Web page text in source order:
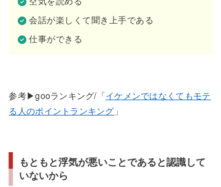
会話が楽しくて聞き上手である
仕事ができる
参考▶gooランキング/「イケメンではなくてもモテ
る人のポイントランキング 」
もともと浮気が悪いことであると認識して
いないから